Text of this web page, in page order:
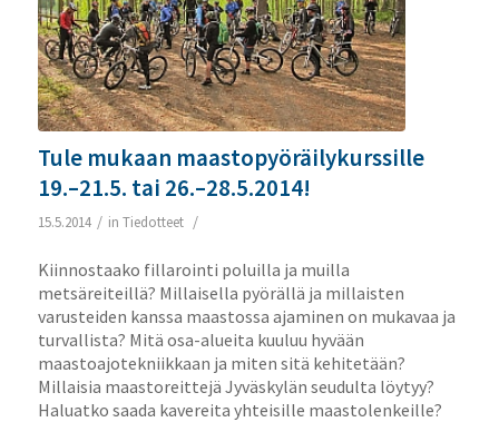
Tule mukaan maastopyöräilykurssille
19.–21.5. tai 26.–28.5.2014!
15.5.2014 / in Tiedotteet /
Kiinnostaako fillarointi poluilla ja muilla
metsäreiteillä? Millaisella pyörällä ja millaisten
varusteiden kanssa maastossa ajaminen on mukavaa ja
turvallista? Mitä osa-alueita kuuluu hyvään
maastoajotekniikkaan ja miten sitä kehitetään?
Millaisia maastoreittejä Jyväskylän seudulta löytyy?
Haluatko saada kavereita yhteisille maastolenkeille?